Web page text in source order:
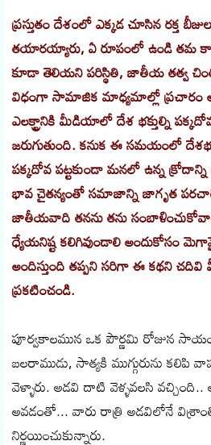
ప్రస్తుతం దేశంలో ఎక్కడ చూసిన రక్త
తయారయ్యారు, ఏ రూపంలో ఉండి తమ
కూడా తెలియని పరిస్థితి, జాతీయ తత్వ
విధంగా సామాజిక మాధ్యమాల్లో ప్రచారం
ఎలక్ట్రానికి మీడియాలో దేశ భక్తుల్ని
జరుగుతుంది. కనుక ఈ సమయంలో
పక్కదోవ పట్టకుండా మనలో ఉన్న
భావ చైతన్యంతో సమాజాన్ని జాగృత పరచాలి
జాతీయవాది తనను తను
ధ్యేయనిష్ట కలిగివుండాలి అందుకోసం
అందిస్తుంది తప్పని సరిగా ఈ కథని
ప్రకటించండి.
పూర్వకాలమున ఒక పౌర్ణమి రోజున
బలరాముడు, సాత్యకి ముగ్గురును కలిపి
వెళ్ళారు. అడవి దాటి వెళ్ళవలసి
అవడంతో... వారు రాత్రి అడవిలోనే
నిర్ణయించుకున్నారు.